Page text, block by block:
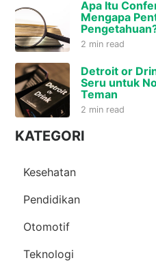
Apa Itu
Mengapa
2 min read
Detroit or
Seru untuk
Teman
2 min read
KATEGORI
Kesehatan
Pendidikan
Otomotif
Teknologi